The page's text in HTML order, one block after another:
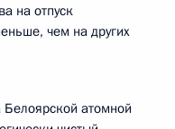
на отпуск
чем на других
атомной